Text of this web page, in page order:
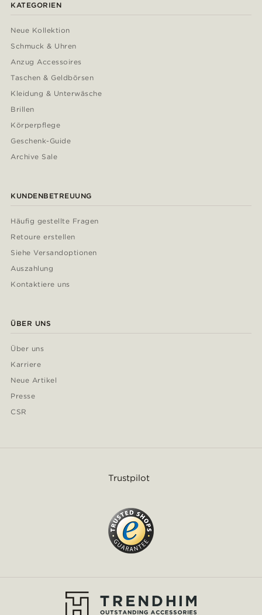
KATEGORIEN
Neue Kollektion
Schmuck & Uhren
Anzug Accessoires
Taschen & Geldbörsen
Kleidung & Unterwäsche
Brillen
Körperpflege
Geschenk-Guide
Archive Sale
KUNDENBETREUUNG
Häufig gestellte Fragen
Retoure erstellen
Siehe Versandoptionen
Auszahlung
Kontaktiere uns
ÜBER UNS
Über uns
Karriere
Neue Artikel
Presse
CSR
Trustpilot